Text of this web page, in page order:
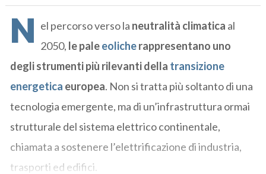
N el percorso verso la neutralità climatica al
2050, le paleeolicherappresentano uno
degli strumenti più rilevanti della transizione
energetica europea. Non si tratta più soltanto di una
tecnologia emergente, ma di un’infrastruttura ormai
strutturale del sistema elettrico continentale,
chiamata a sostenere l’elettrificazione di industria,
trasporti ed edifici.